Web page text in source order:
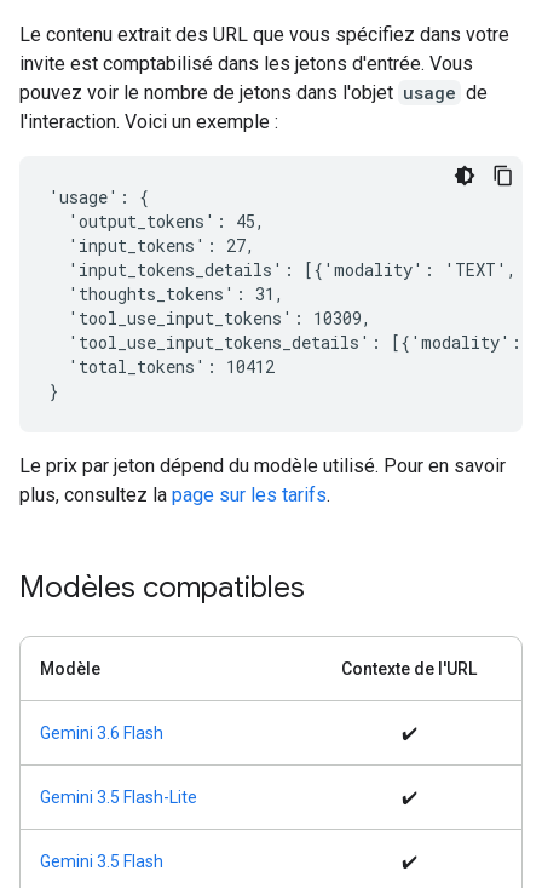
Le contenu extrait des URL que vous spécifiez dans votre
invite est comptabilisé dans les jetons d'entrée. Vous
pouvez voir le nombre de jetons dans l'objet usage de
l'interaction. Voici un exemple :
'usage': {
  'output_tokens': 45,
  'input_tokens': 27,
'input_tokens_details': [{'modality': 'TEXT',
  'thoughts_tokens': 31,
  'tool_use_input_tokens': 10309,
'tool_use_input_tokens_details': [{'modality':
  'total_tokens': 10412
Le prix par jeton dépend du modèle utilisé. Pour en savoir
plus, consultez la page sur les tarifs.
Modèles compatibles
Modèle Contexte de l'URL
Gemini 3.6 Flash ✔️
Gemini 3.5 Flash-Lite ✔️
Gemini 3.5 Flash ✔️